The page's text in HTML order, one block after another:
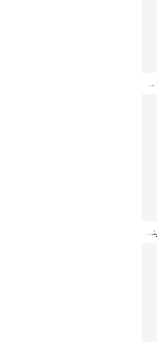
ساعات بیکاری – ویلیام مریت چیس
امید – رابرت ایندیانا